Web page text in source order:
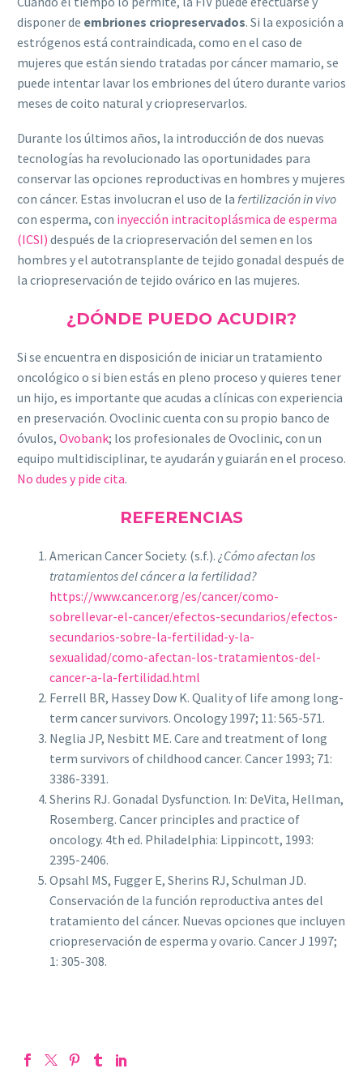
disponer de embriones criopreservados. Si la exposición a
estrógenos está contraindicada, como en el caso de
mujeres que están siendo tratadas por cáncer mamario, se
puede intentar lavar los embriones del útero durante varios
meses de coito natural y criopreservarlos.
Durante los últimos años, la introducción de dos nuevas
tecnologías ha revolucionado las oportunidades para
conservar las opciones reproductivas en hombres y mujeres
con cáncer. Estas involucran el uso de la fertilización in vivo
con esperma, con inyección intracitoplásmica de esperma
(ICSI) después de la criopreservación del semen en los
hombres y el autotransplante de tejido gonadal después de
la criopreservación de tejido ovárico en las mujeres.
¿DÓNDE PUEDO ACUDIR?
Si se encuentra en disposición de iniciar un tratamiento
oncológico o si bien estás en pleno proceso y quieres tener
un hijo, es importante que acudas a clínicas con experiencia
en preservación. Ovoclinic cuenta con su propio banco de
óvulos, Ovobank; los profesionales de Ovoclinic, con un
equipo multidisciplinar, te ayudarán y guiarán en el proceso.
No dudes y pide cita.
REFERENCIAS
American Cancer Society. (s.f.). ¿Cómo afectan los
tratamientos del cáncer a la fertilidad?
https://www.cancer.org/es/cancer/como-
sobrellevar-el-cancer/efectos-secundarios/efectos-
secundarios-sobre-la-fertilidad-y-la-
sexualidad/como-afectan-los-tratamientos-del-
cancer-a-la-fertilidad.html
Ferrell BR, Hassey Dow K. Quality of life among long-
term cancer survivors. Oncology 1997; 11: 565-571.
Neglia JP, Nesbitt ME. Care and treatment of long
term survivors of childhood cancer. Cancer 1993; 71:
3386-3391.
Sherins RJ. Gonadal Dysfunction. In: DeVita, Hellman,
Rosemberg. Cancer principles and practice of
oncology. 4th ed. Philadelphia: Lippincott, 1993:
2395-2406.
Opsahl MS, Fugger E, Sherins RJ, Schulman JD.
Conservación de la función reproductiva antes del
tratamiento del cáncer. Nuevas opciones que incluyen
criopreservación de esperma y ovario. Cancer J 1997;
1: 305-308.